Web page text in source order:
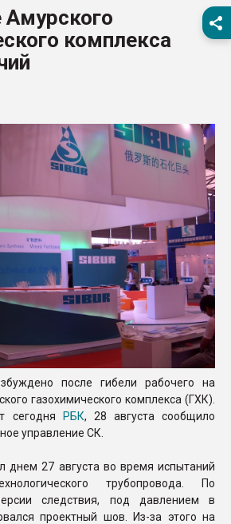
28.07.2026
ПЕРЕЙТИ НА
Амурского
комплекса
после гибели рабочего на
газохимического комплекса (ГХК).
сегодня РБК, 28 августа сообщило
управление СК.
днем 27 августа во время испытаний
трубопровода. По
следствия, под давлением в
проектный шов. Из-за этого на